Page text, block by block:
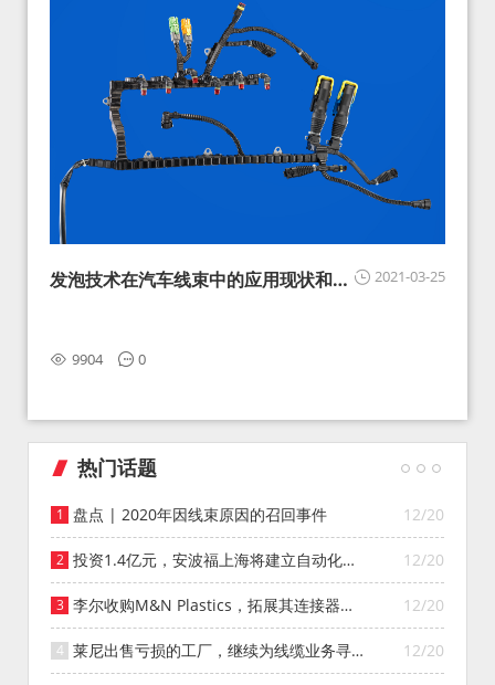
2021-03-25
发泡技术在汽车线束中的应用现状和展
9904 0
热门话题
12/20
盘点 | 2020年因线束原因的召回事件
12/20
投资1.4亿元，安波福上海将建立自动化智
能仓库
12/20
李尔收购M&N Plastics，拓展其连接器系
统业务
12/20
莱尼出售亏损的工厂，继续为线缆业务寻找
投资者